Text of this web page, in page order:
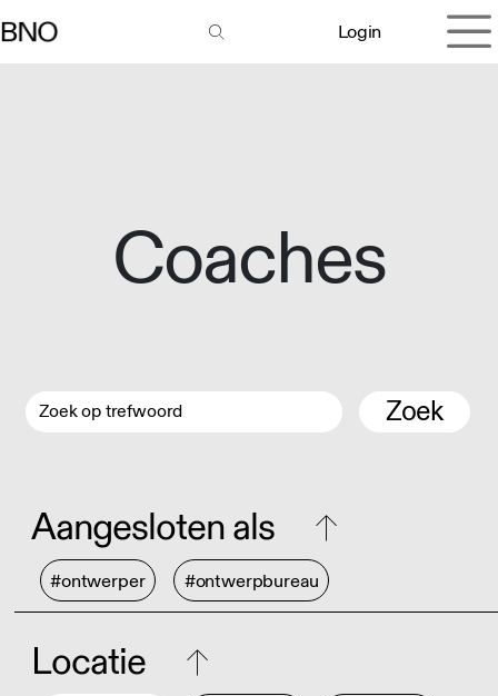
Login
Coaches
Zoek
Aangesloten als
#ontwerper #ontwerpbureau
Locatie